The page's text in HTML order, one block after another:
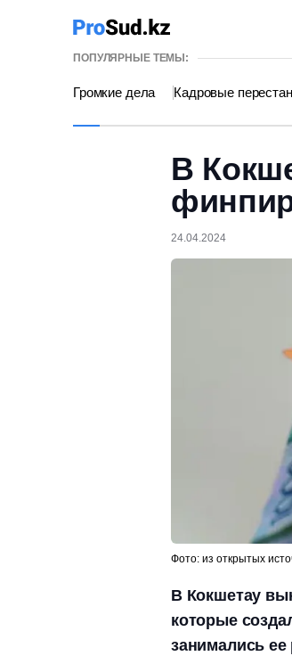
ПОПУЛЯРНЫЕ ТЕМЫ:
Громкие дела Кадровые
В
24.04.2024
Фото: из открытых
В Кокшетау
которые
занимались